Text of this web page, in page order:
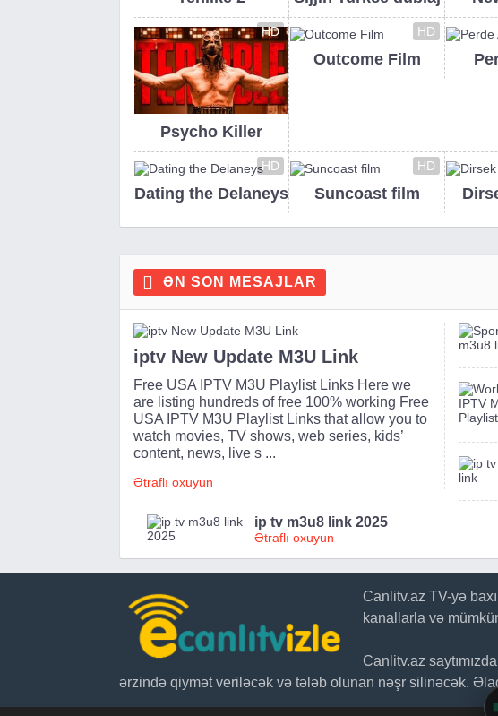
HD
Psycho Killer
HD
Outcome Film
HD
Dating the Delaneys
HD
Suncoast film
ƏN SON MESAJLAR
iptv New Update M3U Link
Free USA IPTV M3U Playlist Links Here we
are listing hundreds of free 100% working Free
USA IPTV M3U Playlist Links that allow you to
watch movies, TV shows, web series, kids’
content, news, live s ...
Ətraflı oxuyun
ip tv m3u8 link 2025
Ətraflı oxuyun
Canlitv.az TV-yə
kanallarla və
Canlitv.az
ərzində qiymət veriləcək və tələb olunan nəşr silinəcək.